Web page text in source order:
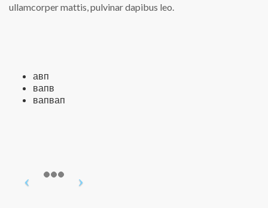
ullamcorper mattis, pulvinar dapibus leo.
авп
вапв
вапвап